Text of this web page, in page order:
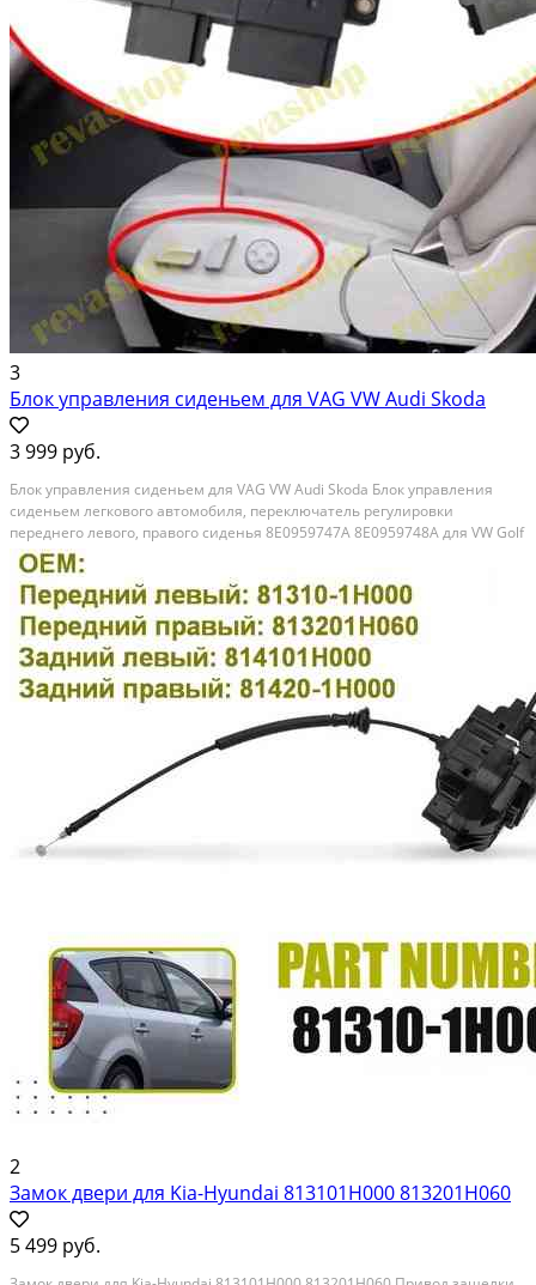
3
Блок управления сиденьем для VAG VW Audi Skoda
3 999 руб.
Блок управления сиденьем для VAG VW Audi Skoda Блок управления
сиденьем легкового автомобиля, переключатель регулировки
переднего левого, правого сиденья 8E0959747A 8E0959748A для VW Golf
MK5 Passat B6 Bora Audi A3 A4 S4 A6 S6 • Цена указана за один блок
управления сиденьем легкового автомобиля....
2
Замок двери для Kia-Hyundai 813101H000 813201H060
5 499 руб.